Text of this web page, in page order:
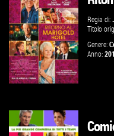
VAI ALLA SCHEDA
GUARDA IL TRAILER
Regia di:
Titolo
Genere:
Anno: